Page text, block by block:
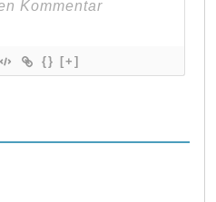
{} [+]